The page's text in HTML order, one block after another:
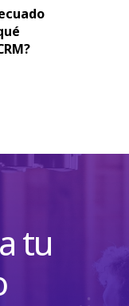
tu